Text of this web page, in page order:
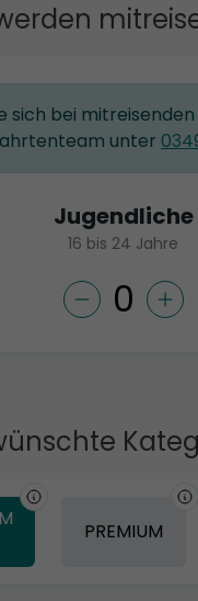
sich bei
unter
Jugendliche
16 bis 24 Jahre
PREMIUM